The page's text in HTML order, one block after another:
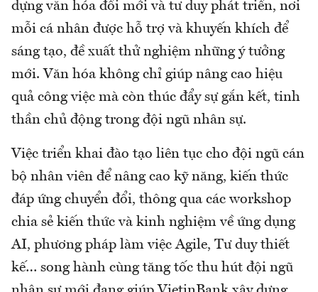
dựng văn hóa đổi mới và tư duy phát triển, nơi
mỗi cá nhân được hỗ trợ và khuyến khích để
sáng tạo, đề xuất thử nghiệm những ý tưởng
mới. Văn hóa không chỉ giúp nâng cao hiệu
quả công việc mà còn thúc đẩy sự gắn kết, tinh
thần chủ động trong đội ngũ nhân sự.
Việc triển khai đào tạo liên tục cho đội ngũ cán
bộ nhân viên để nâng cao kỹ năng, kiến thức
đáp ứng chuyển đổi, thông qua các workshop
chia sẻ kiến thức và kinh nghiệm về ứng dụng
AI, phương pháp làm việc Agile, Tư duy thiết
kế… song hành cùng tăng tốc thu hút đội ngũ